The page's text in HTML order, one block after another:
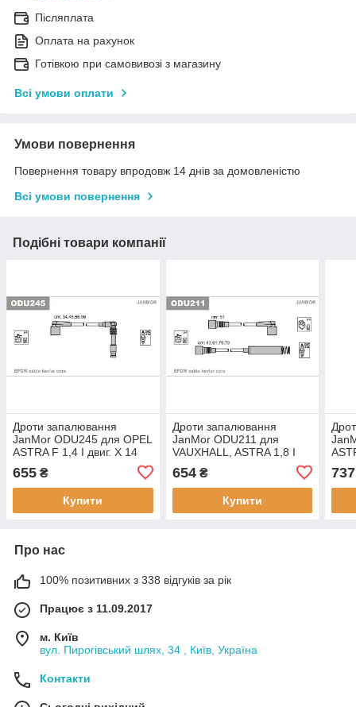
Післяплата
Оплата на рахунок
Готівкою при самовивозі з магазину
Всі умови оплати
Умови повернення
Повернення товару впродовж 14 днів за домовленістю
Всі умови повернення
Подібні товари компанії
Дроти запалювання
JanMor ODU245 для OPEL
ASTRA F 1,4 I двиг. X 14
двиг. X 14 XE, C 14 SEL,
1,6 GSI 16V двиг.
655 ₴
Купити
Дроти запалювання
JanMor ODU211 для
VAUXHALL, ASTRA 1,8 I
двиг. C 14 NZ, NOVA 1,6
GSI KAT двиг. C 16 SE
654₴
Купити
20
737
Про нас
100% позитивних з 338 відгуків за рік
Працює з 11.09.2017
м. Київ
вул. Пирогівський шлях, 34 , Київ, Україна
Контакти